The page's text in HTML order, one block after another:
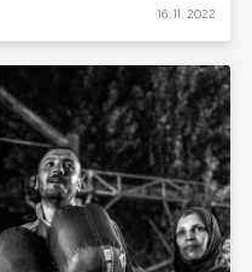
16. 11. 2022